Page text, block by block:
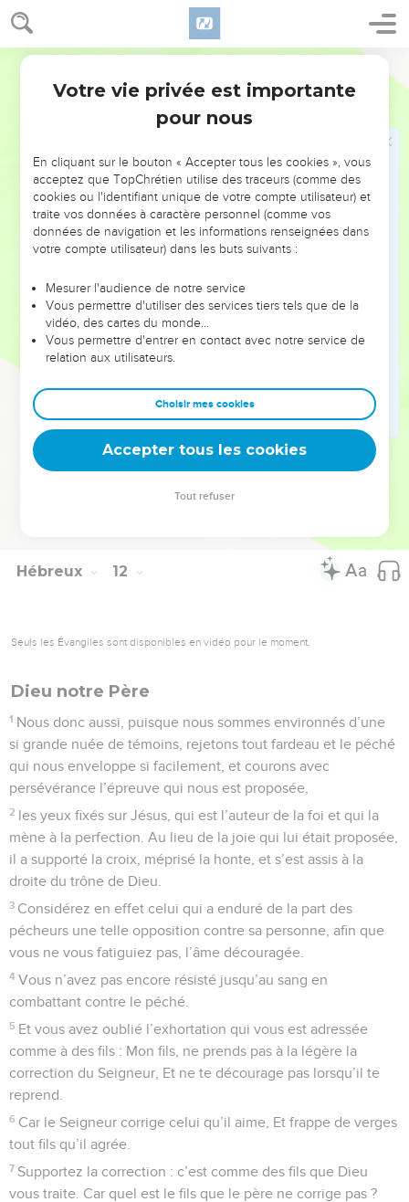
Hébreux 11
34 éteignirent la puissance du feu, échappèrent au tranchant
de l’épée, reprirent des forces après avoir été malades,
furent vaillants à la guerre et mirent en fuite des armées
étrangères.
Des femmes retrouvèrent leurs morts par la résurrection.
afin d’obtenir une résurrection meilleure.
D’autres éprouvèrent les moqueries et le fouet, bien plus,
les chaînes et la prison.
Ils furent lapidés, mis à l’épreuve, sciés, ils furent tués par
l’épée, ils allèrent çà et là, vêtus de peaux de brebis et de
peaux de chèvres, dénués de tout, opprimés, maltraités –
eux dont le monde n’était pas digne ! errant dans les
déserts, les montagnes, les cavernes et les antres de la terre.
Et tous ceux-là, qui avaient reçu par leur foi un bon
Car Dieu avait en vue quelque chose de meilleur pour
nous, afin qu’ils ne parviennent pas sans nous à la
perfection.
© Société biblique française – Bibli’O, 1978, avec autorisation. Pour vous procurer
Hébreux 12
Seuls les Évangiles sont disponibles en vidéo pour le moment.
Dieu notre Père
1 Nous donc aussi, puisque nous sommes environnés d’une
si grande nuée de témoins, rejetons tout fardeau et le péché
qui nous enveloppe si facilement, et courons avec
persévérance l’épreuve qui nous est proposée,
2 les yeux fixés sur Jésus, qui est l’auteur de la foi et qui la
mène à la perfection. Au lieu de la joie qui lui était proposée,
il a supporté la croix, méprisé la honte, et s’est assis à la
droite du trône de Dieu.
3 Considérez en effet celui qui a enduré de la part des
pécheurs une telle opposition contre sa personne, afin que
vous ne vous fatiguiez pas, l’âme découragée.
4 Vous n’avez pas encore résisté jusqu’au sang en
combattant contre le péché.
5 Et vous avez oublié l’exhortation qui vous est adressée
comme à des fils : Mon fils, ne prends pas à la légère la
correction du Seigneur, Et ne te décourage pas lorsqu’il te
reprend.
6 Car le Seigneur corrige celui qu’il aime, Et frappe de verges
tout fils qu’il agrée.
7 Supportez la correction : c’est comme des fils que Dieu
vous traite. Car quel est le fils que le père ne corrige pas ?
Votre vie privée est importante
pour nous
En cliquant sur le bouton « Accepter tous les cookies », vous
acceptez que TopChrétien utilise des traceurs (comme des
cookies ou l'identifiant unique de votre compte utilisateur) et
traite vos données à caractère personnel (comme vos
données de navigation et les informations renseignées dans
votre compte utilisateur) dans les buts suivants :
Mesurer l'audience de notre service
Vous permettre d'utiliser des services tiers tels que de la
vidéo, des cartes du monde…
Vous permettre d'entrer en contact avec notre service de
relation aux utilisateurs.
Choisir mes cookies
Accepter tous les cookies
Tout refuser